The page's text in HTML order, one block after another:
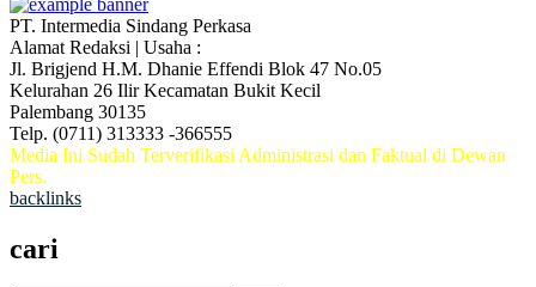
PT. Intermedia Sindang Perkasa
Alamat Redaksi | Usaha :
Jl. Brigjend H.M. Dhanie Effendi Blok 47 No.05
Kelurahan 26 Ilir Kecamatan Bukit Kecil
Palembang 30135
Telp. (0711) 313333 -366555
Media Ini Sudah Terverifikasi Administrasi dan Faktual di Dewan
Pers.
backlinks
cari